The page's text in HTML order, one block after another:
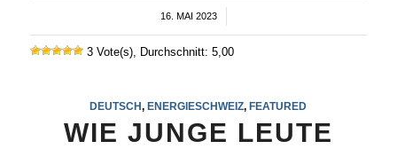
16. MAI 2023
/
3 Vote(s), Durchschnitt: 5,00
DEUTSCH, ENERGIESCHWEIZ, FEATURED
WIE JUNGE LEUTE